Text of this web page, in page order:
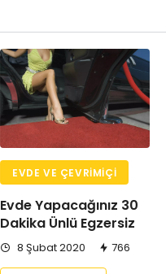
EVDE VE ÇEVRIMIÇI
Evde Yapacağınız 30
Dakika Ünlü Egzersiz
8 Şubat 2020 766